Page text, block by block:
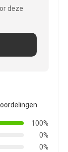
deze
100%
0%
0%